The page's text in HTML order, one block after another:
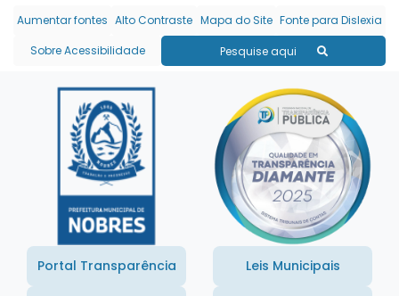
Seção de atalhos e
Ir para o conteúdo [alt+1]
Ir para o menu [alt+2]
Ir para a busca [alt+3]
Ir para o rodapé [alt+4]
Aumentar fontes Alto Contraste Mapa do Site Fonte para Dislexia
Sobre Acessibilidade
Pesquise aqui
Portal Transparência Leis Municipais